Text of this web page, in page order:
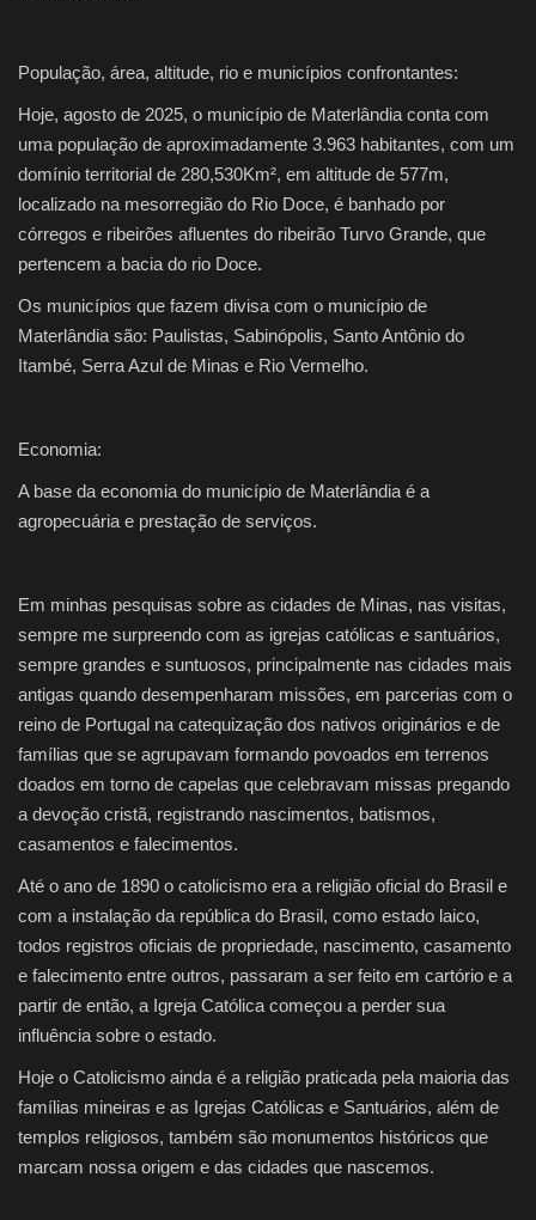
População, área, altitude, rio e municípios confrontantes:
Hoje, agosto de 2025, o município de Materlândia conta com
uma população de aproximadamente 3.963 habitantes, com um
domínio territorial de 280,530Km², em altitude de 577m,
localizado na mesorregião do Rio Doce, é banhado por
córregos e ribeirões afluentes do ribeirão Turvo Grande, que
pertencem a bacia do rio Doce.
Os municípios que fazem divisa com o município de
Materlândia são: Paulistas, Sabinópolis, Santo Antônio do
Itambé, Serra Azul de Minas e Rio Vermelho.
Economia:
A base da economia do município de Materlândia é a
agropecuária e prestação de serviços.
Em minhas pesquisas sobre as cidades de Minas, nas visitas,
sempre me surpreendo com as igrejas católicas e santuários,
sempre grandes e suntuosos, principalmente nas cidades mais
antigas quando desempenharam missões, em parcerias com o
reino de Portugal na catequização dos nativos originários e de
famílias que se agrupavam formando povoados em terrenos
doados em torno de capelas que celebravam missas pregando
a devoção cristã, registrando nascimentos, batismos,
casamentos e falecimentos.
Até o ano de 1890 o catolicismo era a religião oficial do Brasil e
com a instalação da república do Brasil, como estado laico,
todos registros oficiais de propriedade, nascimento, casamento
e falecimento entre outros, passaram a ser feito em cartório e a
partir de então, a Igreja Católica começou a perder sua
influência sobre o estado.
Hoje o Catolicismo ainda é a religião praticada pela maioria das
famílias mineiras e as Igrejas Católicas e Santuários, além de
templos religiosos, também são monumentos históricos que
marcam nossa origem e das cidades que nascemos.